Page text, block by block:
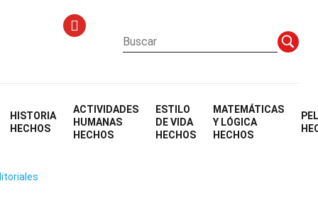
HISTORIA
HECHOS
ACTIVIDADES
HUMANAS
HECHOS
ESTILO
DE VIDA
HECHOS
MATEMÁTICAS
Y LÓGICA
HECHOS